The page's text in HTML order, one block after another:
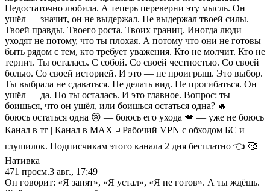
Недостаточно любила. А теперь переверни эту мысль. Он
ушёл — значит, он не выдержал. Не выдержал твоей силы.
Твоей правды. Твоего роста. Твоих границ. Иногда люди
уходят не потому, что ты плохая. А потому что они не готовы
быть рядом с тем, кто требует уважения. Кто не молчит. Кто не
терпит. Ты осталась. С собой. Со своей честностью. Со своей
болью. Со своей историей. И это — не проигрыш. Это выбор.
Ты выбрала не сдаваться. Не делать вид. Не прогибаться. Он
ушёл — да. Но ты осталась. И это главное. Вопрос: ты
боишься, что он ушёл, или боишься остаться одна? 🔥 —
боюсь остаться одна 😢 — боюсь его ухода 💋 — уже не боюсь
Канал в тг | Канал в МАХ ⁣⁣◽️ Рабочий VPN с обходом БС и
глушилок. Подписчикам этого канала 2 дня бесплатно 👈 🥰
Нативка
471 просм.3 авг., 17:49
Он говорит: «Я занят», «Я устал», «Я не готов». А ты ждёшь.